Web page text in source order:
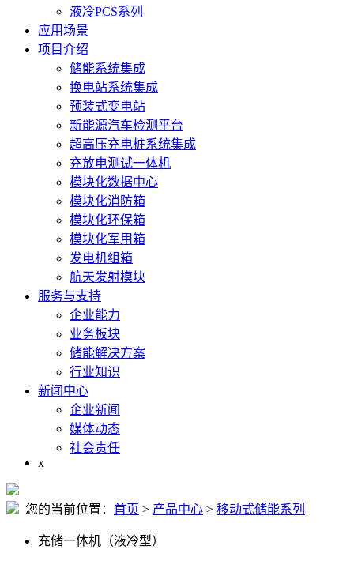
液冷PCS系列
应用场景
项目介绍
储能系统集成
换电站系统集成
预装式变电站
新能源汽车检测平台
超高压充电桩系统集成
充放电测试一体机
模块化数据中心
模块化消防箱
模块化环保箱
模块化军用箱
发电机组箱
航天发射模块
服务与支持
企业能力
业务板块
储能解决方案
行业知识
新闻中心
企业新闻
媒体动态
社会责任
x
您的当前位置： 首页 > 产品中心 > 移动式储能系列
充储一体机（液冷型）